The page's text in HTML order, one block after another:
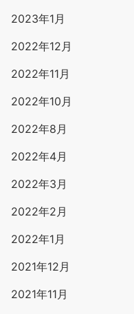
2023年1月
2022年12月
2022年11月
2022年10月
2022年8月
2022年4月
2022年3月
2022年2月
2022年1月
2021年12月
2021年11月